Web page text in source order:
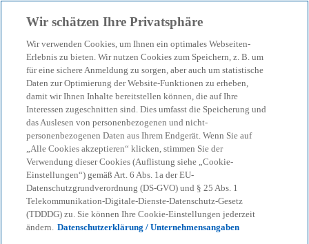
menu search
Von der Vorgabe zum
Steuerungsdialog
Integrierte Planung in der Praxis
KPMG Themen
Business Performance & Resilienz
Von der Vorgabe zum Steuerungsdialog – Integrierte Planung in der
Praxis
Wir schätzen Ihre Privatsphäre
Wir verwenden Cookies, um Ihnen ein optimales Webseiten-
Erlebnis zu bieten. Wir nutzen Cookies zum Speichern, z. B. um
für eine sichere Anmeldung zu sorgen, aber auch um statistische
Daten zur Optimierung der Website-Funktionen zu erheben,
damit wir Ihnen Inhalte bereitstellen können, die auf Ihre
Interessen zugeschnitten sind. Dies umfasst die Speicherung und
das Auslesen von personenbezogenen und nicht-
personenbezogenen Daten aus Ihrem Endgerät. Wenn Sie auf
„Alle Cookies akzeptieren“ klicken, stimmen Sie der
Verwendung dieser Cookies (Auflistung siehe „Cookie-
Einstellungen“) gemäß Art. 6 Abs. 1a der EU-
Datenschutzgrundverordnung (DS-GVO) und § 25 Abs. 1
Telekommunikation-Digitale-Dienste-Datenschutz-Gesetz
(TDDDG) zu. Sie können Ihre Cookie-Einstellungen jederzeit
ändern. Datenschutzerklärung / Unternehmensangaben